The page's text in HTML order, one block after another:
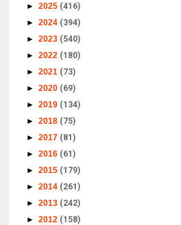
►2025 (416)
►2024 (394)
►2023 (540)
►2022 (180)
►2021 (73)
►2020 (69)
►2019 (134)
►2018 (75)
►2017 (81)
►2016 (61)
►2015 (179)
►2014 (261)
►2013 (242)
►2012 (158)